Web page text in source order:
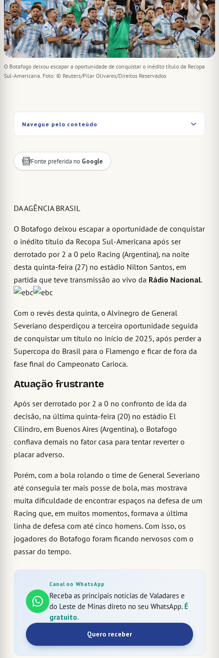
O Botafogo deixou escapar a oportunidade de conquistar o inédito título da Recopa
Sul-Americana. Foto: © Reuters/Pilar Olivares/Direitos Reservados
Navegue pelo conteúdo
Fonte preferida no Google
DA AGÊNCIA BRASIL
O Botafogo deixou escapar a oportunidade de conquistar
o inédito título da Recopa Sul-Americana após ser
derrotado por 2 a 0 pelo Racing (Argentina), na noite
desta quinta-feira (27) no estádio Nilton Santos, em
partida que teve transmissão ao vivo da Rádio Nacional.
Com o revés desta quinta, o Alvinegro de General
Severiano desperdiçou a terceira oportunidade seguida
de conquistar um título no início de 2025, após perder a
Supercopa do Brasil para o Flamengo e ficar de fora da
fase final do Campeonato Carioca.
Atuação frustrante
Após ser derrotado por 2 a 0 no confronto de ida da
decisão, na última quinta-feira (20) no estádio El
Cilindro, em Buenos Aires (Argentina), o Botafogo
confiava demais no fator casa para tentar reverter o
placar adverso.
Porém, com a bola rolando o time de General Severiano
até conseguia ter mais posse de bola, mas mostrava
muita dificuldade de encontrar espaços na defesa de um
Racing que, em muitos momentos, formava a última
linha de defesa com até cinco homens. Com isso, os
jogadores do Botafogo foram ficando nervosos com o
passar do tempo.
Canal no WhatsApp
Receba as principais notícias de Valadares e
do Leste de Minas direto no seu WhatsApp. É
gratuito.
Quero receber